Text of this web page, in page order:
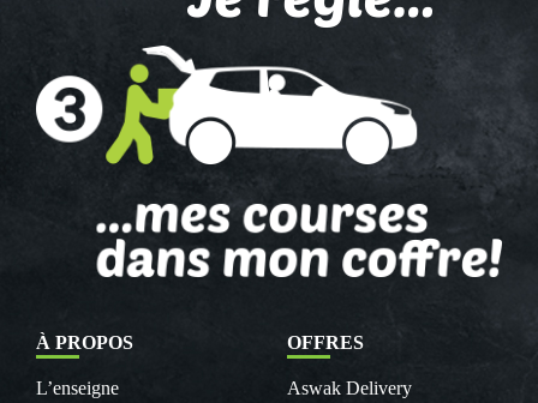
À PROPOS
L’enseigne
OFFRES
Aswak Delivery